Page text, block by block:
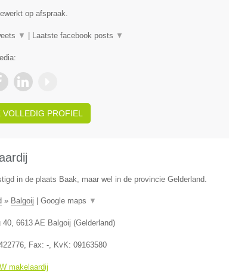
op afspraak.
▼ Laatste facebook posts ▼
VOLLEDIG PROFIEL
in de plaats Baak, maar wel in de provincie Gelderland.
» Balgoij Google maps ▼
40, 6613 AE Balgoij (Gelderland)
, Fax: -, KvK: 09163580
makelaardij